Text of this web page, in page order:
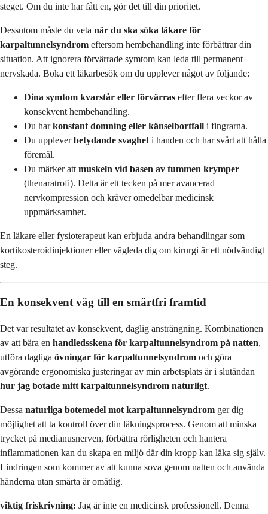
steget. Om du inte har fått en, gör det till din prioritet.
Dessutom måste du veta när du ska söka läkare för
karpaltunnelsyndrom eftersom hembehandling inte förbättrar din
situation. Att ignorera förvärrade symtom kan leda till permanent
nervskada. Boka ett läkarbesök om du upplever något av följande:
Dina symtom kvarstår eller förvärras efter flera veckor av
konsekvent hembehandling.
Du harkonstant domning eller känselbortfall i fingrarna.
Du uppleverbetydande svaghet i handen och har svårt att hålla
föremål.
Du märker att muskeln vid basen av tummen krymper
(thenaratrofi). Detta är ett tecken på mer avancerad
nervkompression och kräver omedelbar medicinsk
uppmärksamhet.
En läkare eller fysioterapeut kan erbjuda andra behandlingar som
kortikosteroidinjektioner eller vägleda dig om kirurgi är ett nödvändigt
steg.
En konsekvent väg till en smärtfri framtid
Det var resultatet av konsekvent, daglig ansträngning. Kombinationen
av att bära en handledsskena för karpaltunnelsyndrom på natten,
utföra dagliga övningar för karpaltunnelsyndrom och göra
avgörande ergonomiska justeringar av min arbetsplats är i slutändan
hur jag botade mitt karpaltunnelsyndrom naturligt.
Dessa naturliga botemedel mot karpaltunnelsyndrom ger dig
möjlighet att ta kontroll över din läkningsprocess. Genom att minska
trycket på medianusnerven, förbättra rörligheten och hantera
inflammationen kan du skapa en miljö där din kropp kan läka sig själv.
Lindringen som kommer av att kunna sova genom natten och använda
händerna utan smärta är omätlig.
viktig friskrivning: Jag är inte en medicinsk professionell. Denna